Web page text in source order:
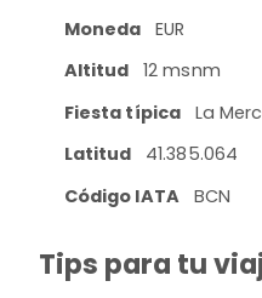
Moneda EUR
Altitud
12 msnm
Fiesta típica La
Latitud
41.385.064
Código IATA
BCN
Tips para tu